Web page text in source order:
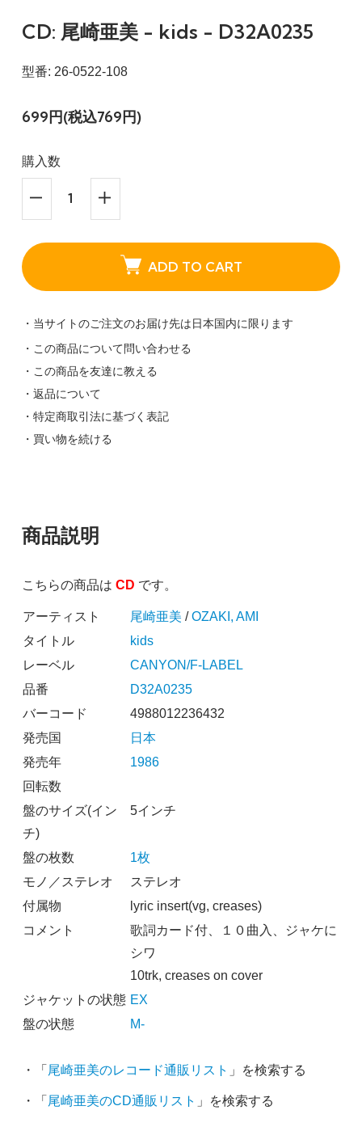
CD: 尾崎亜美 - kids - D32A0235
型番: 26-0522-108
699円(税込769円)
購入数
ADD TO CART
・当サイトのご注文のお届け先は日本国内に限ります
・この商品について問い合わせる
・この商品を友達に教える
・返品について
・特定商取引法に基づく表記
・買い物を続ける
商品説明
こちらの商品は CD です。
アーティスト 尾崎亜美 /OZAKI, AMI
タイトル
kids
レーベル
CANYON/F-LABEL
品番
D32A0235
バーコード
4988012236432
発売国
日本
発売年
1986
回転数
盤のサイズ(イン
チ)
5インチ
盤の枚数
1枚
モノ／ステレオ
ステレオ
付属物
lyric insert(vg, creases)
コメント
歌詞カード付、１０曲入、ジャケに
シワ
10trk, creases on cover
ジャケットの状態 EX
盤の状態
M-
・「 尾崎亜美のレコード通販リスト 」を検索する
・「 尾崎亜美のCD通販リスト 」を検索する